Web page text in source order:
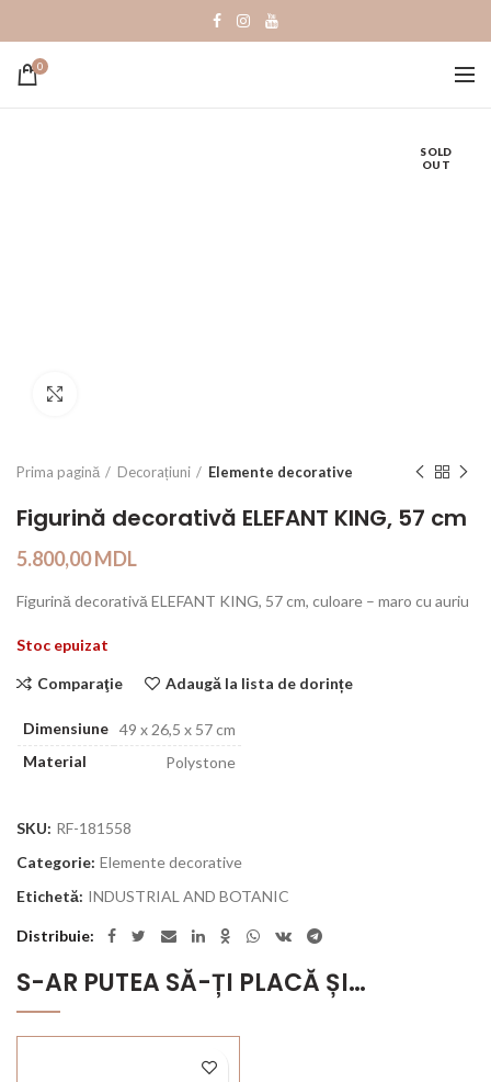
0
SOLD
OUT
Prima pagină Decorațiuni Elemente decorative
Figurină decorativă ELEFANT KING, 57 cm
5.800,00MDL
Figurină decorativă ELEFANT KING, 57 cm, culoare – maro cu auriu
Stoc epuizat
Comparaţie Adaugă la lista de dorințe
Dimensiune 49 x 26,5 x 57 cm
Material
Polystone
SKU: RF-181558
Categorie: Elemente decorative
Etichetă: INDUSTRIAL AND BOTANIC
Distribuie
S-AR PUTEA SĂ-ȚI PLACĂ ȘI…